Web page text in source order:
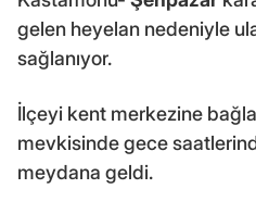
gelen heyelan nedeniyle
sağlanıyor.
İlçeyi kent merkezine
mevkisinde gece
meydana geldi.